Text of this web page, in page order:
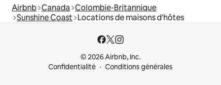
Airbnb Canada Colombie-Britannique
Sunshine Coast Locations de maisons d'hôtes
© 2026 Airbnb, Inc.
Confidentialité
Conditions générales